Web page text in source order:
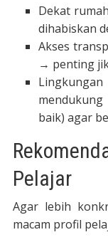
Dekat
dihabiskan
Akses
→ penting
baik) agar
Pelajar
Agar lebih
macam profil